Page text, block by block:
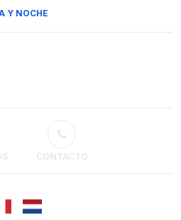
Y NOCHE
CONTACTO